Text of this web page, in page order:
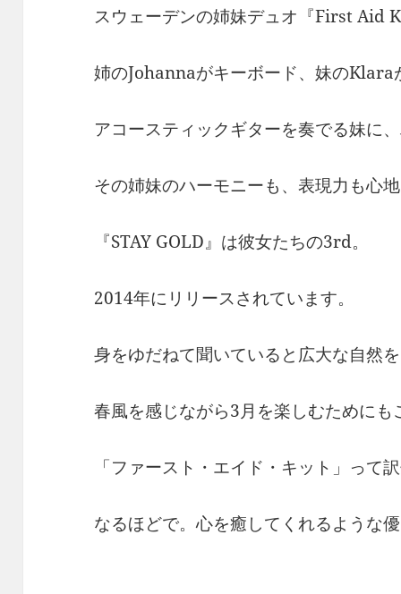
スウェーデンの姉妹デュオ『First Aid
姉のJohannaがキーボード、妹のKlara
アコースティックギターを奏でる妹に
その姉妹のハーモニーも、表現力も心
『STAY GOLD』は彼女たちの3rd。
2014年にリリースされています。
身をゆだねて聞いていると広大な自然
春風を感じながら3月を楽しむためにも
「ファースト・エイド・キット」って
なるほどで。心を癒してくれるような